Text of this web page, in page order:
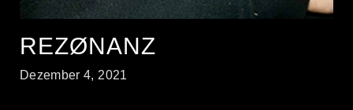
REZØNANZ
Dezember 4, 2021